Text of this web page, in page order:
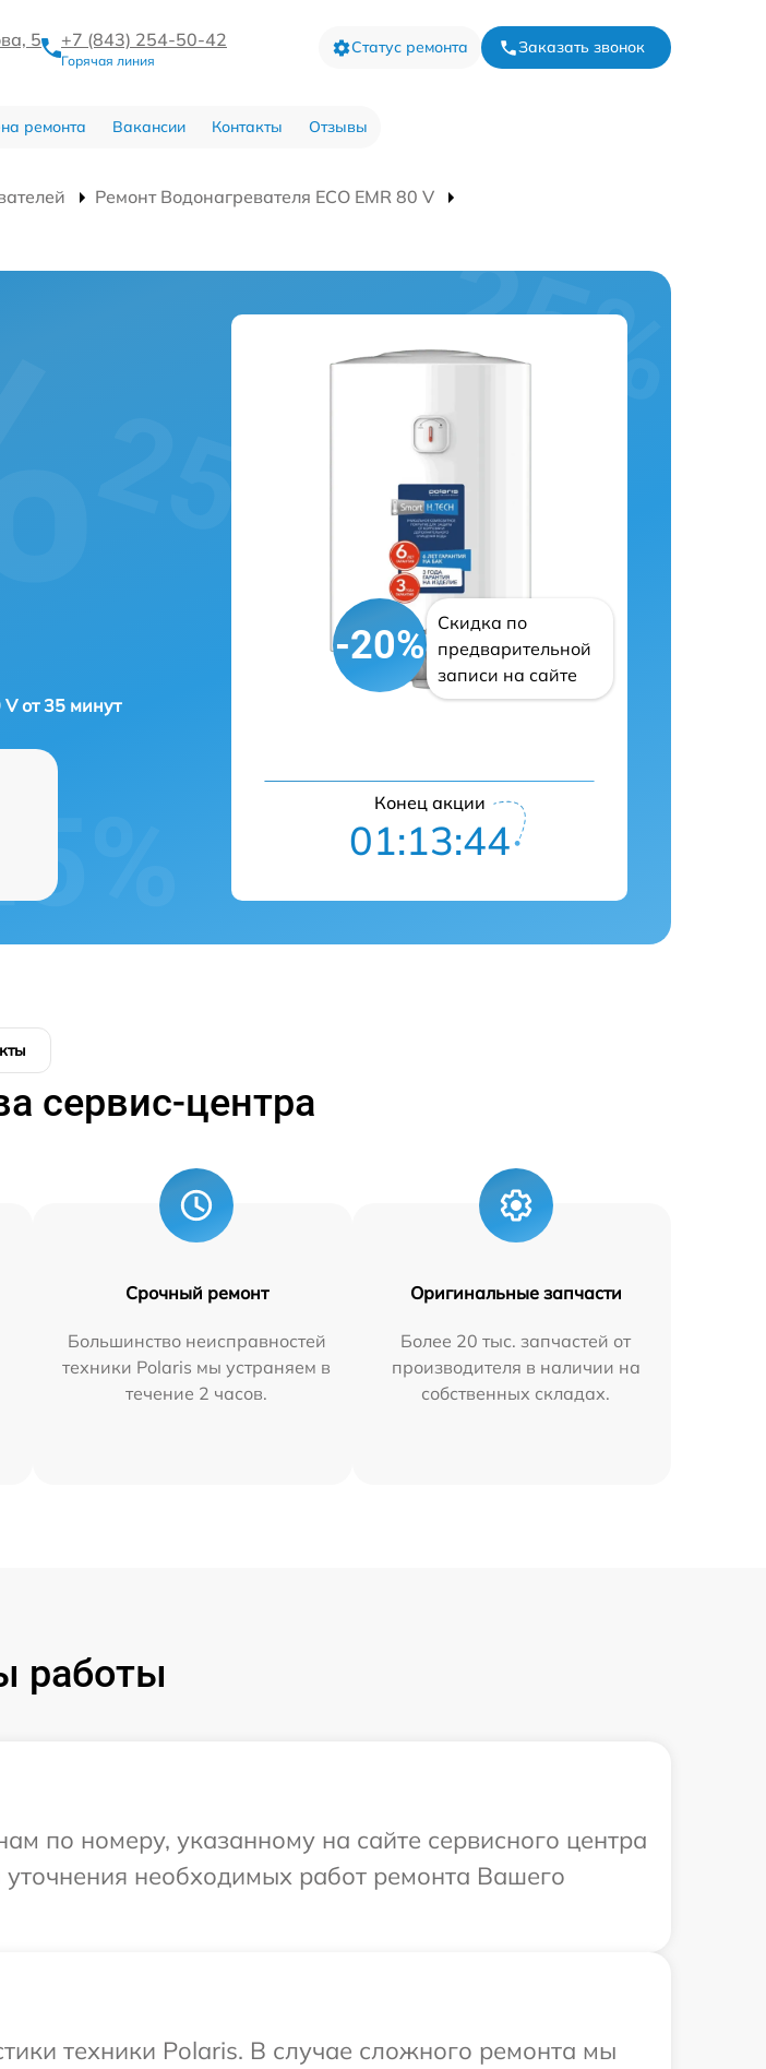
5 +7 (843) 254-50-42
Горячая линия
Статус ремонта Заказать звонок
ремонта Вакансии Контакты Отзывы
Ремонт Водонагревателя ECO EMR 80 V
V от 35 минут
-20%
Скидка по
предварительной
записи на сайте
Конец акции
01:13:43
сервис-центра
Срочный ремонт
Большинство неисправностей
техники Polaris мы устраняем в
течение 2 часов.
Оригинальные запчасти
Более 20 тыс. запчастей от
производителя в наличии на
собственных складах.
работы
по номеру, указанному на сайте сервисного центра
необходимых работ ремонта Вашего
техники Polaris. В случае сложного ремонта мы